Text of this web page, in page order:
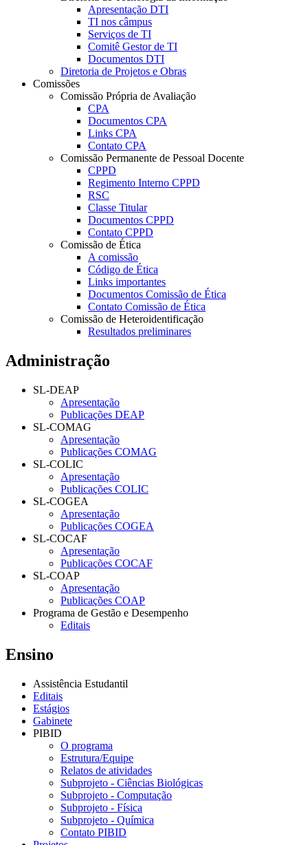
Apresentação DTI
TI nos câmpus
Serviços de TI
Comitê Gestor de TI
Documentos DTI
Diretoria de Projetos e Obras
Comissões
Comissão Própria de Avaliação
CPA
Documentos CPA
Links CPA
Contato CPA
Comissão Permanente de Pessoal Docente
CPPD
Regimento Interno CPPD
RSC
Classe Titular
Documentos CPPD
Contato CPPD
Comissão de Ética
A comissão
Código de Ética
Links importantes
Documentos Comissão de Ética
Contato Comissão de Ética
Comissão de Heteroidentificação
Resultados preliminares
Administração
SL-DEAP
Apresentação
Publicações DEAP
SL-COMAG
Apresentação
Publicações COMAG
SL-COLIC
Apresentação
Publicações COLIC
SL-COGEA
Apresentação
Publicações COGEA
SL-COCAF
Apresentação
Publicações COCAF
SL-COAP
Apresentação
Publicações COAP
Programa de Gestão e Desempenho
Editais
Ensino
Assistência Estudantil
Editais
Estágios
Gabinete
PIBID
O programa
Estrutura/Equipe
Relatos de atividades
Subprojeto - Ciências Biológicas
Subprojeto - Computação
Subprojeto - Física
Subprojeto - Química
Contato PIBID